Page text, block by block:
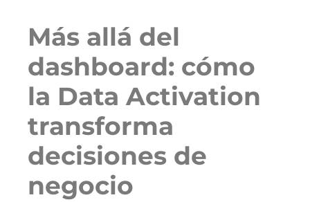
Más allá del
dashboard: cómo
la Data Activation
transforma
decisiones de
negocio